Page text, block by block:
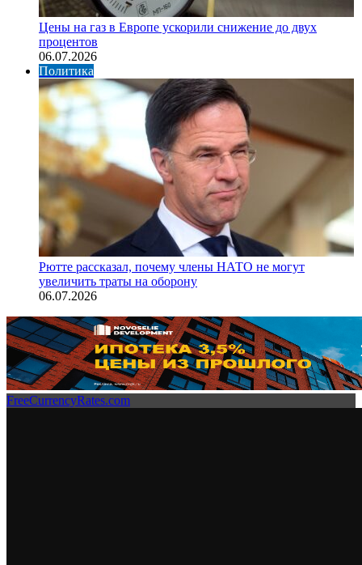
Цены на газ в Европе ускорили снижение до двух
процентов
06.07.2026
Политика
Рютте рассказал, почему члены НАТО не могут
увеличить траты на оборону
06.07.2026
FreeCurrencyRates.com